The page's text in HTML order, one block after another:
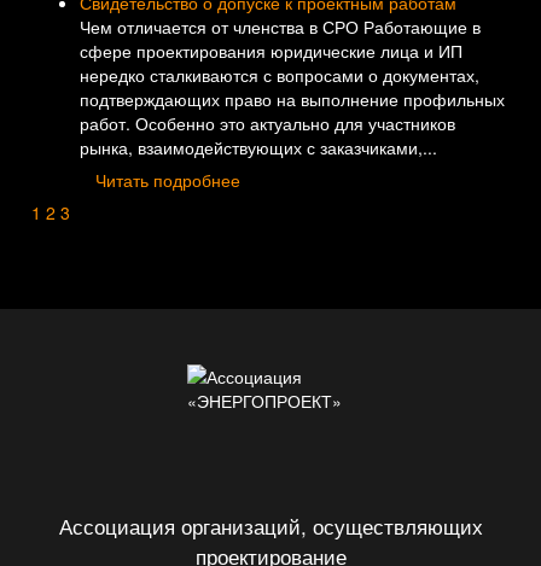
Чем отличается от членства в СРО Работающие в
сфере проектирования юридические лица и ИП
нередко сталкиваются с вопросами о документах,
подтверждающих право на выполнение профильных
работ. Особенно это актуально для участников
рынка, взаимодействующих с заказчиками,...
Читать подробнее
1 2 3
Ассоциация организаций, осуществляющих
проектирование